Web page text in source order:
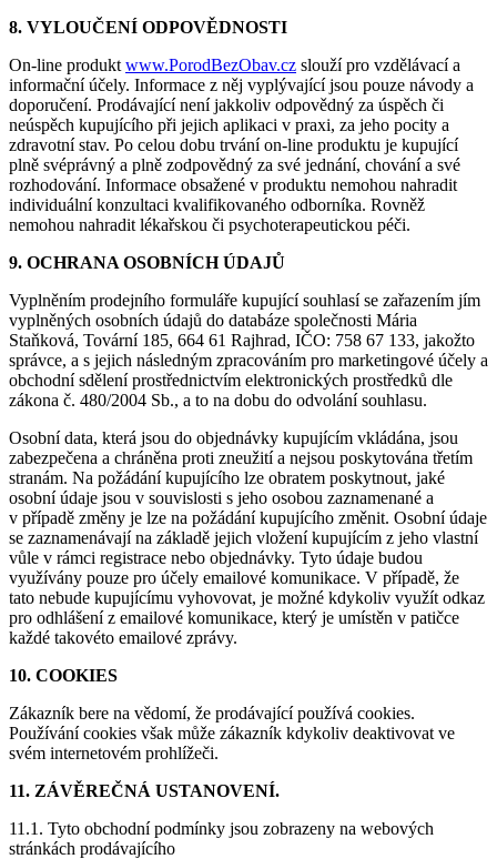
8. VYLOUČENÍ ODPOVĚDNOSTI
On-line produkt www.PorodBezObav.cz slouží pro vzdělávací a
informační účely. Informace z něj vyplývající jsou pouze návody a
doporučení. Prodávající není jakkoliv odpovědný za úspěch či
neúspěch kupujícího při jejich aplikaci v praxi, za jeho pocity a
zdravotní stav. Po celou dobu trvání on-line produktu je kupující
plně svéprávný a plně zodpovědný za své jednání, chování a své
rozhodování. Informace obsažené v produktu nemohou nahradit
individuální konzultaci kvalifikovaného odborníka. Rovněž
nemohou nahradit lékařskou či psychoterapeutickou péči.
9. OCHRANA OSOBNÍCH ÚDAJŮ
Vyplněním prodejního formuláře kupující souhlasí se zařazením jím
vyplněných osobních údajů do databáze společnosti Mária
Staňková, Tovární 185, 664 61 Rajhrad, IČO: 758 67 133, jakožto
správce, a s jejich následným zpracováním pro marketingové účely a
obchodní sdělení prostřednictvím elektronických prostředků dle
zákona č. 480/2004 Sb., a to na dobu do odvolání souhlasu.
Osobní data, která jsou do objednávky kupujícím vkládána, jsou
zabezpečena a chráněna proti zneužití a nejsou poskytována třetím
stranám. Na požádání kupujícího lze obratem poskytnout, jaké
osobní údaje jsou v souvislosti s jeho osobou zaznamenané a
v případě změny je lze na požádání kupujícího změnit. Osobní údaje
se zaznamenávají na základě jejich vložení kupujícím z jeho vlastní
vůle v rámci registrace nebo objednávky. Tyto údaje budou
využívány pouze pro účely emailové komunikace. V případě, že
tato nebude kupujícímu vyhovovat, je možné kdykoliv využít odkaz
pro odhlášení z emailové komunikace, který je umístěn v patičce
každé takovéto emailové zprávy.
10. COOKIES
Zákazník bere na vědomí, že prodávající používá cookies.
Používání cookies však může zákazník kdykoliv deaktivovat ve
svém internetovém prohlížeči.
11. ZÁVĚREČNÁ USTANOVENÍ.
11.1. Tyto obchodní podmínky jsou zobrazeny na webových
stránkách prodávajícího